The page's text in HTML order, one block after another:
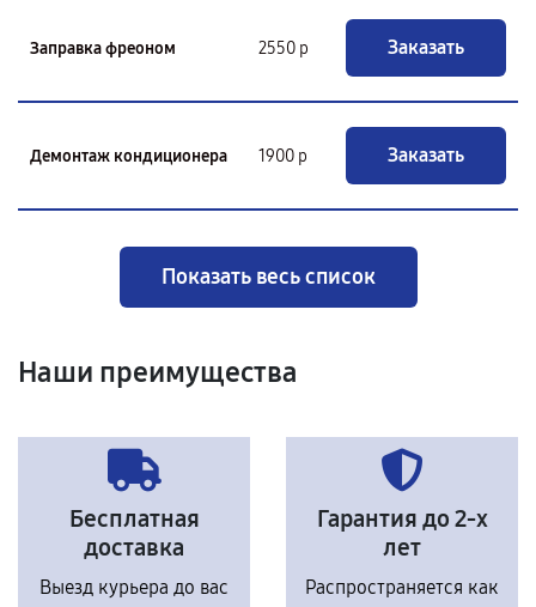
Заправка фреоном 2550 р Заказать
Демонтаж кондиционера 1900 р Заказать
Показать весь список
Наши преимущества
Бесплатная
доставка
Выезд курьера до вас
Гарантия до 2-х
лет
Распространяется как